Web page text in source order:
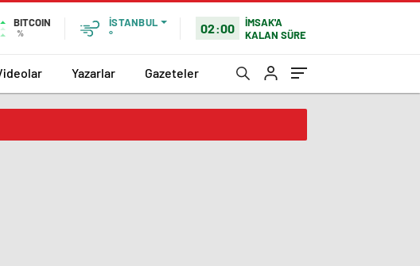
BITCOIN
%
İSTANBUL
°
02:00
İMSAK'A
KALAN SÜRE
Yazarlar Gazeteler